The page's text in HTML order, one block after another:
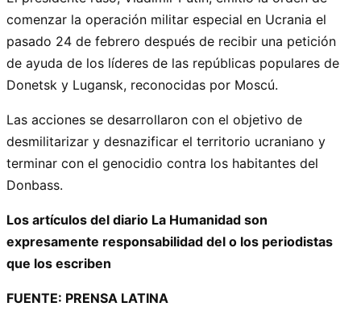
comenzar la operación militar especial en Ucrania el
pasado 24 de febrero después de recibir una petición
de ayuda de los líderes de las repúblicas populares de
Donetsk y Lugansk, reconocidas por Moscú.
Las acciones se desarrollaron con el objetivo de
desmilitarizar y desnazificar el territorio ucraniano y
terminar con el genocidio contra los habitantes del
Donbass.
Los artículos del diario La Humanidad son
expresamente responsabilidad del o los periodistas
que los escriben
FUENTE: PRENSA LATINA